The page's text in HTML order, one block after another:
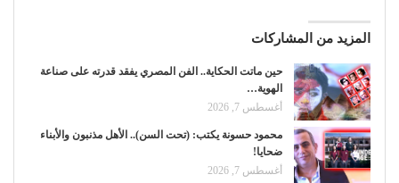
المزيد من المشاركات
حين ماتت الحكاية.. الفن المصري يفقد قدرته على صناعة
الهوية…
أغسطس 7, 2026
محمود حسونة يكتب: (تحت السن).. الأهل مذنبون والأبناء
ضحايا!
أغسطس 7, 2026